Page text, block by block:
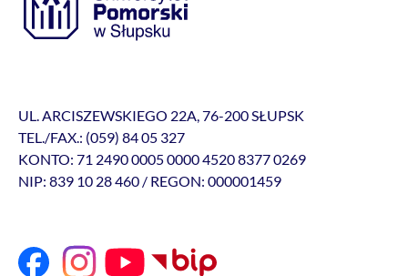
UL. ARCISZEWSKIEGO 22A, 76-200 SŁUPSK
TEL./FAX.: (059) 84 05 327
KONTO: 71 2490 0005 0000 4520 8377 0269
NIP: 839 10 28 460 / REGON: 000001459